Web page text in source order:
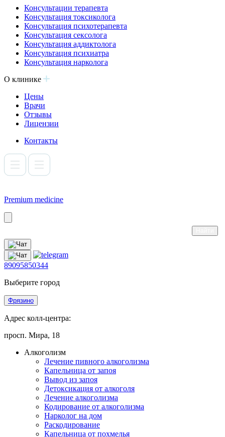
Консультации терапевта
Консультация токсиколога
Консультация психотерапевта
Консультация сексолога
Консультация аддиктолога
Консультация психиатра
Консультация нарколога
О клинике
Цены
Врачи
Отзывы
Лицензии
Контакты
Premium medicine
89095850344
Выберите город
Фрязино
Адрес колл-центра:
просп. Мира, 18
Алкоголизм
Лечение пивного алкоголизма
Капельница от запоя
Вывод из запоя
Детоксикация от алкоголя
Лечение алкоголизма
Кодирование от алкоголизма
Нарколог на дом
Раскодирование
Капельница от похмелья